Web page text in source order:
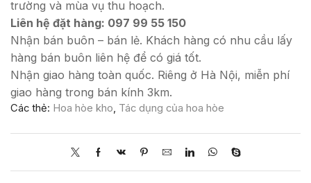
trường và mùa vụ thu hoạch.
Liên hệ đặt hàng: 097 99 55 150
Nhận bán buôn – bán lẻ. Khách hàng có nhu cầu lấy
hàng bán buôn liên hệ để có giá tốt.
Nhận giao hàng toàn quốc. Riêng ở Hà Nội, miễn phí
giao hàng trong bán kính 3km.
Các thẻ: Hoa hòe kho, Tác dụng của hoa hòe